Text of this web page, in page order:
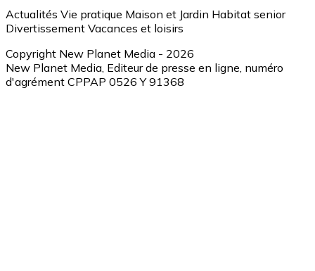
Actualités Vie pratique Maison et Jardin Habitat senior
Divertissement Vacances et loisirs
Copyright New Planet Media - 2026
New Planet Media, Editeur de presse en ligne, numéro
d'agrément CPPAP 0526 Y 91368